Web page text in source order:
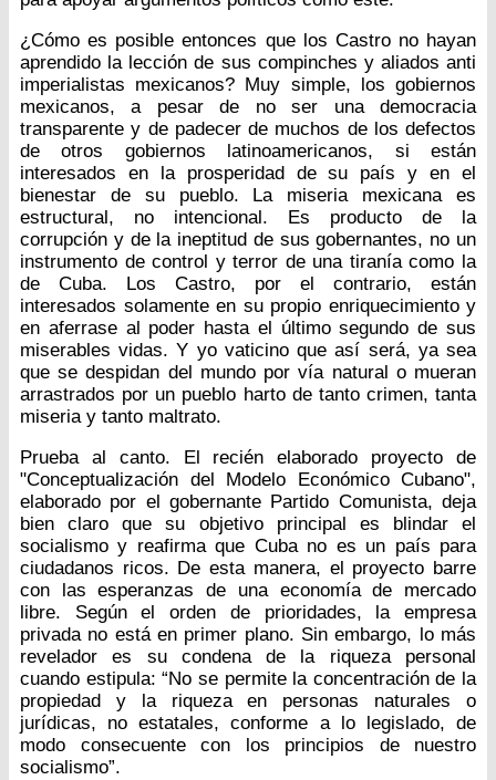
¿Cómo es posible entonces que los Castro no hayan
aprendido la lección de sus compinches y aliados anti
imperialistas mexicanos? Muy simple, los gobiernos
mexicanos, a pesar de no ser una democracia
transparente y de padecer de muchos de los defectos
de otros gobiernos latinoamericanos, si están
interesados en la prosperidad de su país y en el
bienestar de su pueblo. La miseria mexicana es
estructural, no intencional. Es producto de la
corrupción y de la ineptitud de sus gobernantes, no un
instrumento de control y terror de una tiranía como la
de Cuba. Los Castro, por el contrario, están
interesados solamente en su propio enriquecimiento y
en aferrase al poder hasta el último segundo de sus
miserables vidas. Y yo vaticino que así será, ya sea
que se despidan del mundo por vía natural o mueran
arrastrados por un pueblo harto de tanto crimen, tanta
miseria y tanto maltrato.
Prueba al canto. El recién elaborado proyecto de
"Conceptualización del Modelo Económico Cubano",
elaborado por el gobernante Partido Comunista, deja
bien claro que su objetivo principal es blindar el
socialismo y reafirma que Cuba no es un país para
ciudadanos ricos. De esta manera, el proyecto barre
con las esperanzas de una economía de mercado
libre. Según el orden de prioridades, la empresa
privada no está en primer plano. Sin embargo, lo más
revelador es su condena de la riqueza personal
cuando estipula: “No se permite la concentración de la
propiedad y la riqueza en personas naturales o
jurídicas, no estatales, conforme a lo legislado, de
modo consecuente con los principios de nuestro
socialismo”.